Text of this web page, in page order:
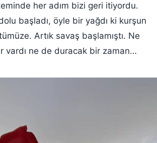
her adım bizi geri itiyordu.
başladı, öyle bir yağdı ki kurşun
Artık savaş başlamıştı. Ne
vardı ne de duracak bir zaman…